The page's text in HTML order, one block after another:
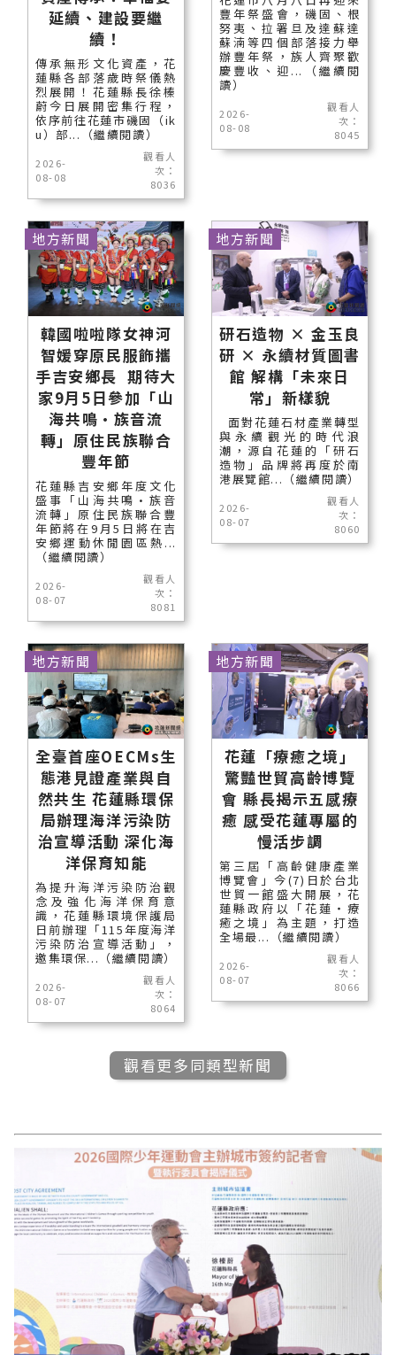
延續、建設要繼
續！
傳承無形文化資產，花
蓮縣各部落歲時祭儀熱
烈展開！花蓮縣長徐榛
蔚今日展開密集行程，
依序前往花蓮市磯固（ik
u）部...（繼續閱讀）
2026-
08-08
觀看人
次：
8036
豐年祭盛會，磯固、根
努夷、拉署旦及達蘇達
蘇湳等四個部落接力舉
辦豐年祭，族人齊聚歡
慶豐收、迎...（繼續閱
讀）
2026-
08-08
觀看人
次：
8045
韓國啦啦隊女神河
智媛穿原民服飾攜
手吉安鄉長 期待大
家9月5日參加「山
海共鳴•族音流
轉」原住民族聯合
豐年節
花蓮縣吉安鄉年度文化
盛事「山海共鳴•族音
流轉」原住民族聯合豐
年節將在9月5日將在吉
安鄉運動休閒園區熱...
（繼續閱讀）
2026-
08-07
觀看人
次：
8081
地方新聞
研石造物 × 金玉良
研 × 永續材質圖書
館 解構「未來日
常」新樣貌
面對花蓮石材產業轉型
與永續觀光的時代浪
潮，源自花蓮的「研石
造物」品牌將再度於南
港展覽館...（繼續閱讀）
2026-
08-07
觀看人
次：
8060
地方新聞
全臺首座OECMs生
態港見證產業與自
然共生 花蓮縣環保
局辦理海洋污染防
治宣導活動 深化海
洋保育知能
為提升海洋污染防治觀
念及強化海洋保育意
識，花蓮縣環境保護局
日前辦理「115年度海洋
污染防治宣導活動」，
邀集環保...（繼續閱讀）
2026-
08-07
觀看人
次：
8064
地方新聞
花蓮「療癒之境」
驚豔世貿高齡博覽
會 縣長揭示五感療
癒 感受花蓮專屬的
慢活步調
第三屆「高齡健康產業
博覽會」今(7)日於台北
世貿一館盛大開展，花
蓮縣政府以「花蓮‧療
癒之境」為主題，打造
全場最...（繼續閱讀）
2026-
08-07
觀看人
次：
8066
地方新聞
觀看更多同類型新聞